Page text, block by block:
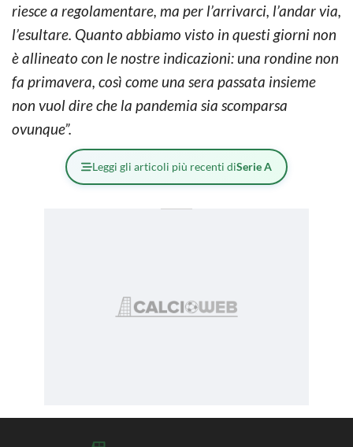
riesce a regolamentare, ma per l’arrivarci, l’andar via,
l’esultare. Quanto abbiamo visto in questi giorni non
è allineato con le nostre indicazioni: una rondine non
fa primavera, così come una sera passata insieme
non vuol dire che la pandemia sia scomparsa
ovunque”.
Leggi gli articoli più recenti diSerie A